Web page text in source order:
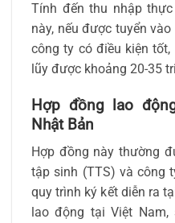
Tính đến thu nhập
này, nếu được tuyển
công ty có điều kiện
lũy được khoảng 20-35
Hợp đồng lao
Nhật Bản
Hợp đồng này thường
tập sinh (TTS) và công
quy trình ký kết diễn ra
lao động tại Việt